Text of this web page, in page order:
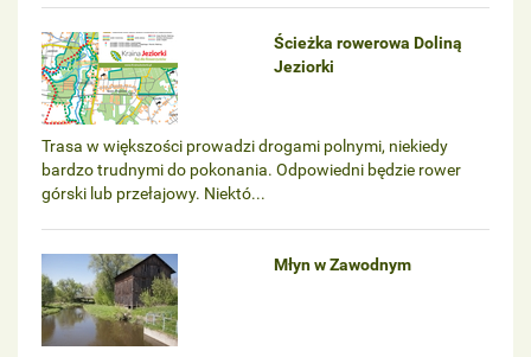
Ścieżka rowerowa Doliną
Jeziorki
Trasa w większości prowadzi drogami polnymi, niekiedy
bardzo trudnymi do pokonania. Odpowiedni będzie rower
górski lub przełajowy. Niektó...
Młyn w Zawodnym